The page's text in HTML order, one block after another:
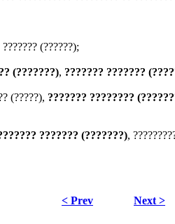
(??????);
(???????), ??????? ???????
(?????), ??????? ????????
??????? (???????),
< Prev
Next >